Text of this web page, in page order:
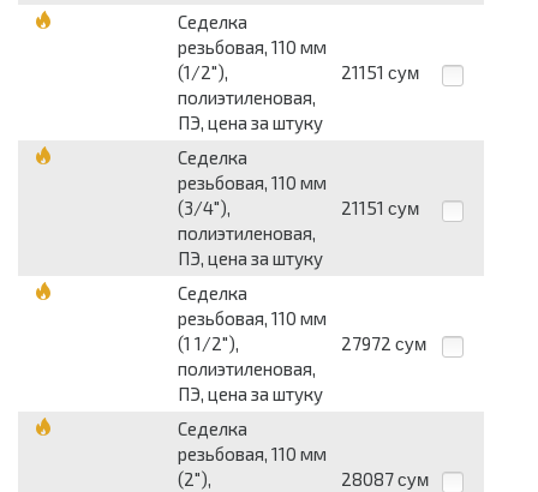
Седелка
резьбовая, 110 мм
(1/2"),
полиэтиленовая,
ПЭ, цена за штуку
21151 сум
Седелка
резьбовая, 110 мм
(3/4"),
полиэтиленовая,
ПЭ, цена за штуку
21151 сум
Седелка
резьбовая, 110 мм
(1 1/2"),
полиэтиленовая,
ПЭ, цена за штуку
27972 сум
Седелка
резьбовая, 110 мм
(2"),
28087 сум